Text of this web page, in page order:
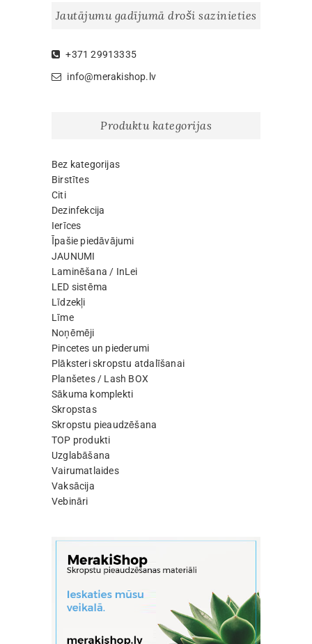
may
the
Jautājumu gadījumā droši sazinieties
+371 29913335
info@merakishop.lv
Produktu kategorijas
Bez kategorijas
Birstītes
Citi
Dezinfekcija
Ierīces
Īpašie piedāvājumi
JAUNUMI
Laminēšana / InLei
LED sistēma
Līdzekļi
Līme
Noņēmēji
Pincetes un piederumi
Plāksteri skropstu atdalīšanai
Planšetes / Lash BOX
Sākuma komplekti
Skropstas
Skropstu pieaudzēšana
TOP produkti
Uzglabāšana
Vairumatlaides
Vaksācija
Vebināri